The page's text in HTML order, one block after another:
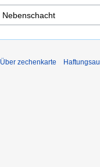
Über zechenkarte